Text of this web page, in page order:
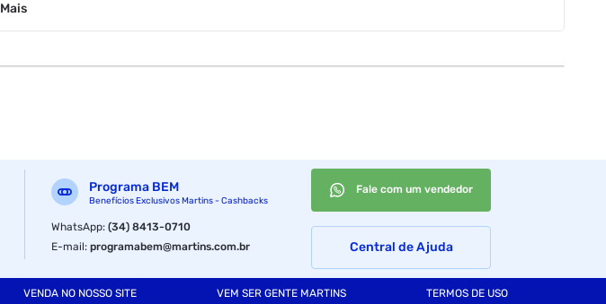
Mais
Programa BEM
Benefícios Exclusivos Martins - Cashbacks
WhatsApp:(34) 8413-0710
E-mail:programabem@martins.com.br
Fale com um vendedor
Central de Ajuda
VENDA NO NOSSO SITE VEM SER GENTE MARTINS TERMOS DE USO